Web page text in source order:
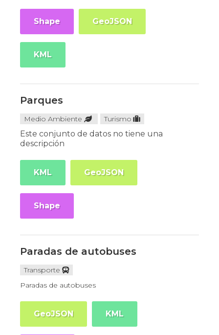
Shape GeoJSON
KML
Parques
Medio Ambiente Turismo
Este conjunto de datos no tiene una
descripción
KML GeoJSON
Shape
Paradas de autobuses
Transporte
Paradas de autobuses
GeoJSON KML